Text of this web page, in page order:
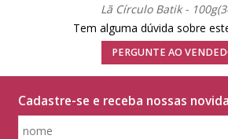
Lã Círculo Batik -
Tem alguma dúvida sobre
PERGUNTE AO
Cadastre-se e receba nossas